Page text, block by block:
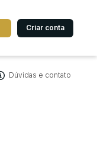
Criar conta
Dúvidas e contato